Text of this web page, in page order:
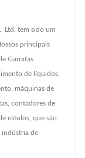
Ltd. tem sido um
principais
Garrafas
de líquidos,
máquinas de
contadores de
rótulos, que são
indústria de